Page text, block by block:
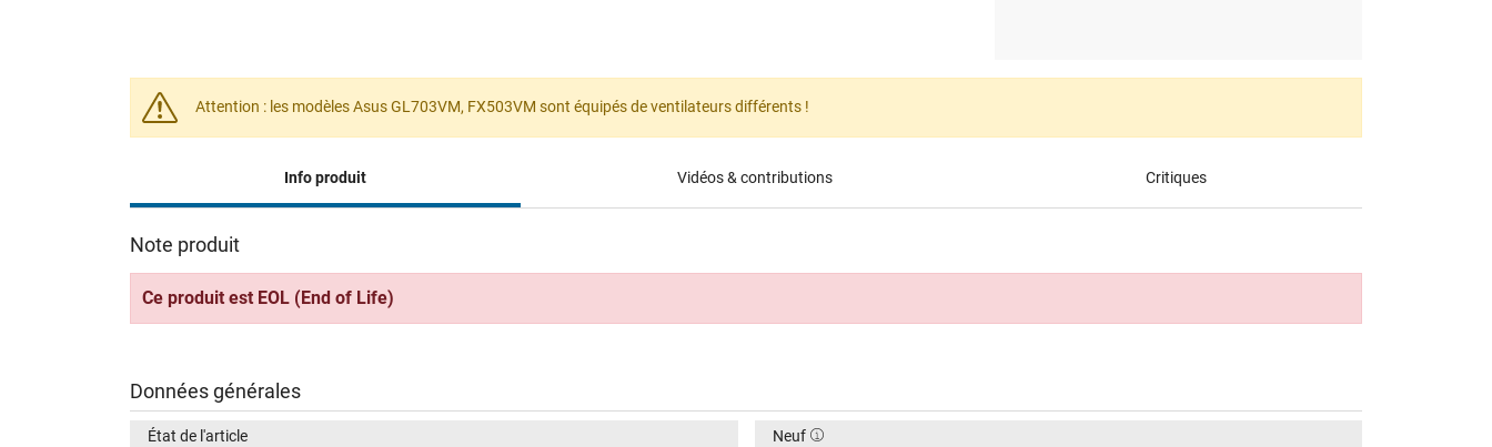
Attention : les modèles Asus GL703VM, FX503VM sont équipés de ventilateurs différents !
Info produit Vidéos & contributions Critiques
Note produit
Ce produit est EOL (End of Life)
Données générales
État de l'article Neuf